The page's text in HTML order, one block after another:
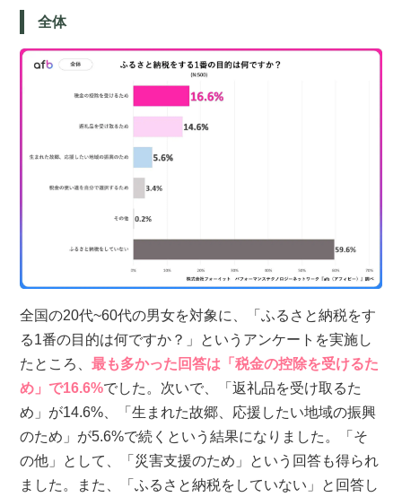
全体
全国の20代~60代の男女を対象に、「ふるさと納税をす
る1番の目的は何ですか？」というアンケートを実施し
たところ、最も多かった回答は「税金の控除を受けるた
め」で16.6%でした。次いで、「返礼品を受け取るた
め」が14.6%、「生まれた故郷、応援したい地域の振興
のため」が5.6%で続くという結果になりました。「そ
の他」として、「災害支援のため」という回答も得られ
ました。また、「ふるさと納税をしていない」と回答し